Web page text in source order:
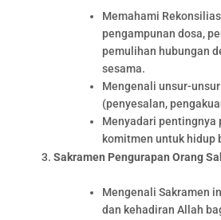
Memahami
pengampunan dosa,
pemulihan hubungan
sesama.
Mengenali unsur-
(penyesalan,
Menyadari pentingnya
komitmen untuk hidup
Sakramen Pengurapan Orang
Mengenali Sakramen
dan kehadiran Allah